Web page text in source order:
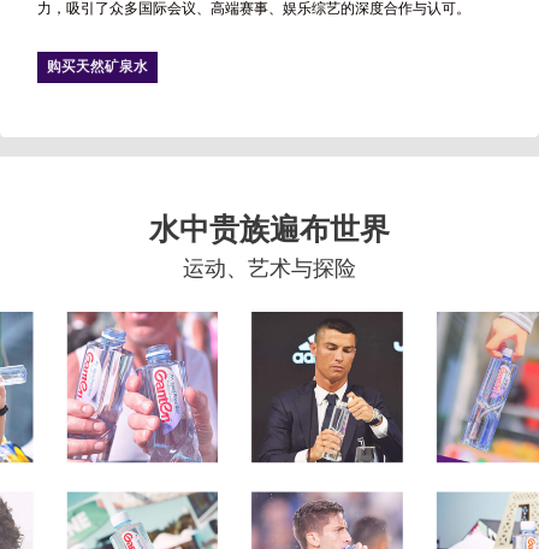
力，吸引了众多国际会议、高端赛事、娱乐综艺的深度合作与认可。
购买天然矿泉水
水中贵族遍布世界
运动、艺术与探险